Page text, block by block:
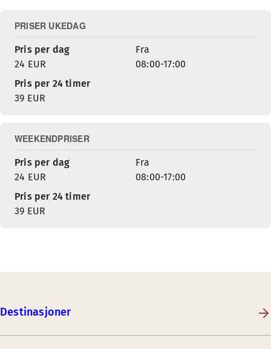
PRISER UKEDAG
Pris per dag
24 EUR
Fra
08:00-17:00
Pris per 24 timer
39 EUR
WEEKENDPRISER
Pris per dag
24 EUR
Fra
08:00-17:00
Pris per 24 timer
39 EUR
Destinasjoner